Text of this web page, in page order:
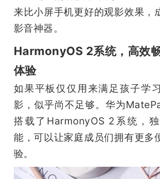
来比小屏手机更好的观影效果，
影音神器。
HarmonyOS 2系统，高效
体验
如果平板仅仅用来满足孩子学
影，似乎尚不足够。华为
搭载了HarmonyOS 2系统，
能，可以让家庭成员们拥有更多
验。